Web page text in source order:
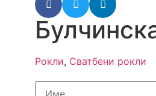
Рокли, Сватбени рокли